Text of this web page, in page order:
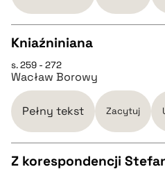
BIBTEX
CZYSTY TEKST
pobierz cytat
BIBTEX
Kniaźniniana
s. 259 - 272
Wacław Borowy
Pełny tekst Zacytuj
Z korespondencji